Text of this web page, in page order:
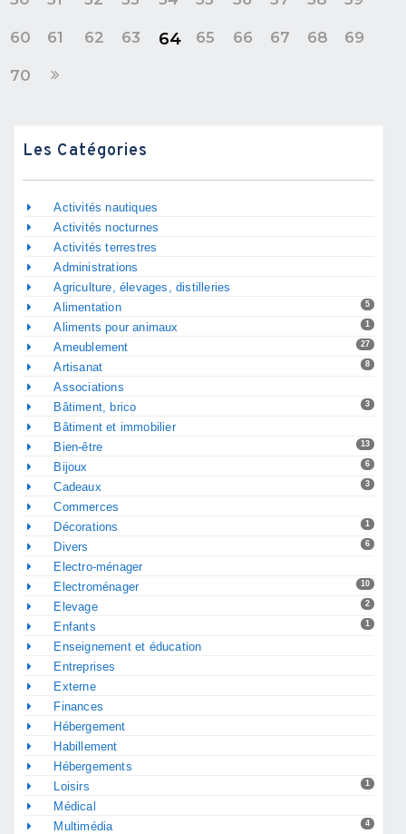
60 61 62 63 64 65 66 67 68 69
70
Les Catégories
Activités nautiques
Activités nocturnes
Activités terrestres
Administrations
Agriculture, élevages, distilleries
5
Alimentation
1
Aliments pour animaux
27
Ameublement
8
Artisanat
Associations
3
Bâtiment, brico
Bâtiment et immobilier
13
Bien-être
6
Bijoux
3
Cadeaux
Commerces
1
Décorations
6
Divers
Electro-ménager
10
Electroménager
2
Elevage
1
Enfants
Enseignement et éducation
Entreprises
Externe
Finances
Hébergement
Habillement
Hébergements
1
Loisirs
Médical
4
Multimédia